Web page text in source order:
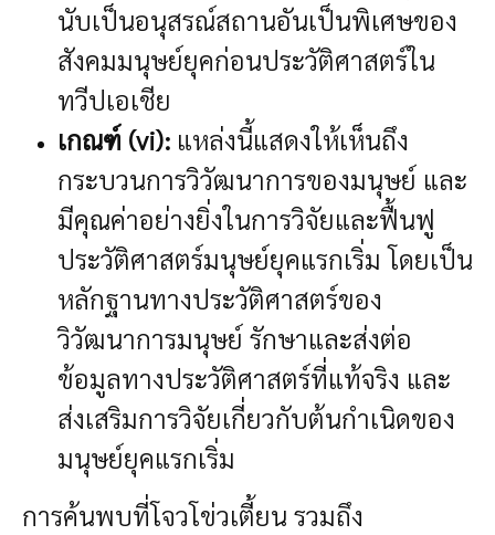
นับเป็นอนุสรณ์สถานอันเป็นพิเศษของ
สังคมมนุษย์ยุคก่อนประวัติศาสตร์ใน
ทวีปเอเชีย
เกณฑ์ (vi): แหล่งนี้แสดงให้เห็นถึง
กระบวนการวิวัฒนาการของมนุษย์ และ
มีคุณค่าอย่างยิ่งในการวิจัยและฟื้นฟู
ประวัติศาสตร์มนุษย์ยุคแรกเริ่ม โดยเป็น
หลักฐานทางประวัติศาสตร์ของ
วิวัฒนาการมนุษย์ รักษาและส่งต่อ
ข้อมูลทางประวัติศาสตร์ที่แท้จริง และ
ส่งเสริมการวิจัยเกี่ยวกับต้นกำเนิดของ
มนุษย์ยุคแรกเริ่ม
การค้นพบที่โจวโข่วเตี้ยน รวมถึง